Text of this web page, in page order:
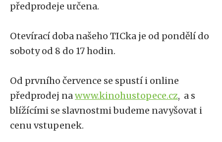
předprodeje určena.
Otevírací doba našeho TICka je od pondělí do
soboty od 8 do 17 hodin.
Od prvního července se spustí i online
předprodej nawww.kinohustopece.cz, a s
blížícími se slavnostmi budeme navyšovat i
cenu vstupenek.